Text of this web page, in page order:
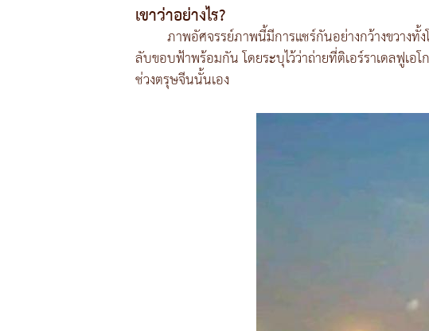
เขาว่าอย่างไร?
ภาพอัศจรรย์ภาพนี้มีการแชร์กันอย่างกว้างขวาง
ลับขอบฟ้าพร้อมกัน โดยระบุไว้ว่าถ่ายที่ติเอร์ราเดลฟูเอ
ช่วงตรุษจีนนั้นเอง